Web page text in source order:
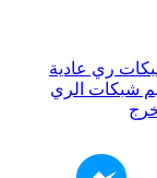
ري عادية
شبكات الري